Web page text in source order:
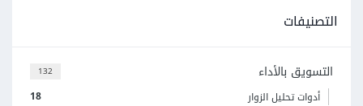
التصنيفات
132 التسويق بالأداء
18 أدوات تحليل الزوار